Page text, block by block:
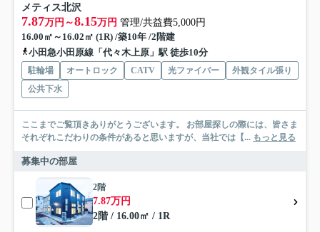
メティス北沢
7.87万円～8.15万円 管理/共益費5,000円
16.00㎡～16.02㎡ (1R) /築10年 /2階建
小田急小田原線「代々木上原」駅 徒歩10分
駐輪場 オートロック CATV 光ファイバー
外観タイル張り
公共下水
ここまでご覧頂きありがとうございます。 お部屋探しの際には、皆さま
それぞれこだわりの条件があると思いますが、当社では【... もっと見る
募集中の部屋
2階
7.87万円
2階 / 16.00㎡ / 1R